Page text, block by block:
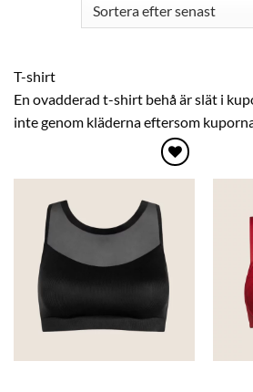
T-shirt
En ovadderad t-shirt behå är slät i
inte genom kläderna eftersom
till i
önskelistan